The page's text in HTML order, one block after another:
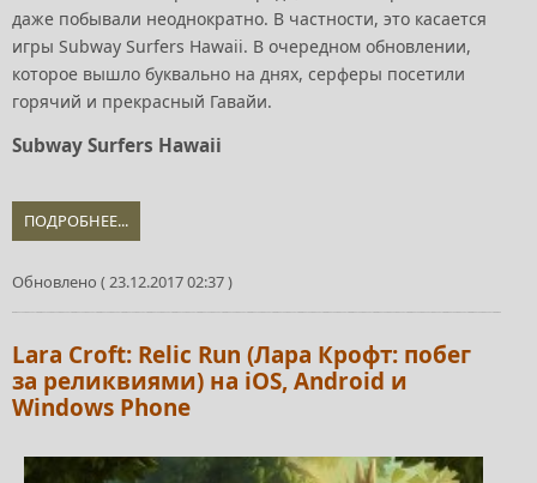
даже побывали неоднократно. В частности, это касается
игры Subway Surfers Hawaii. В очередном обновлении,
которое вышло буквально на днях, серферы посетили
горячий и прекрасный Гавайи.
Subway Surfers Hawaii
ПОДРОБНЕЕ...
Обновлено ( 23.12.2017 02:37 )
Lara Croft: Relic Run (Лара Крофт: побег
за реликвиями) на iOS, Android и
Windows Phone